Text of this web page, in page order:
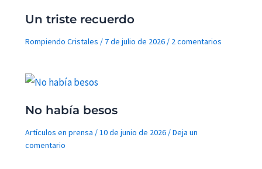
Un triste recuerdo
Rompiendo Cristales / 7 de julio de 2026 / 2 comentarios
No había besos
Artículos en prensa /10 de junio de 2026 /Deja un
comentario